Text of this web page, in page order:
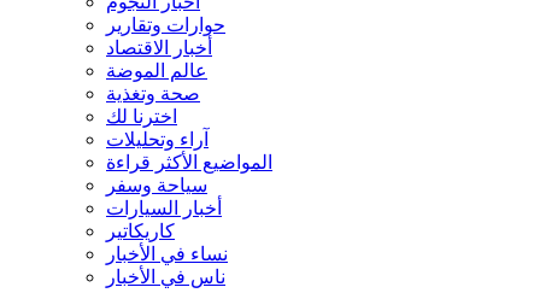
حوارات وتقارير
أخبار الاقتصاد
عالم الموضة
صحة وتغذية
اخترنا لك
آراء وتحليلات
المواضيع الأكثر قراءة
سياحة وسفر
أخبار السيارات
كاريكاتير
نساء في الأخبار
ناس في الأخبار